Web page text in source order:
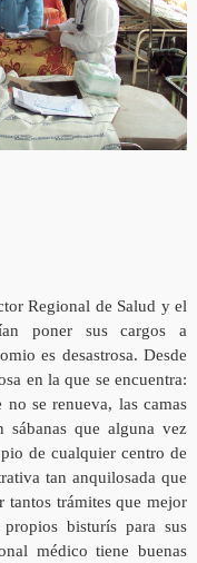
Regional de Salud y el
poner sus cargos a
es desastrosa. Desde
en la que se encuentra:
se renueva, las camas
sábanas que alguna vez
de cualquier centro de
tan anquilosada que
tantos trámites que mejor
bisturís para sus
médico tiene buenas